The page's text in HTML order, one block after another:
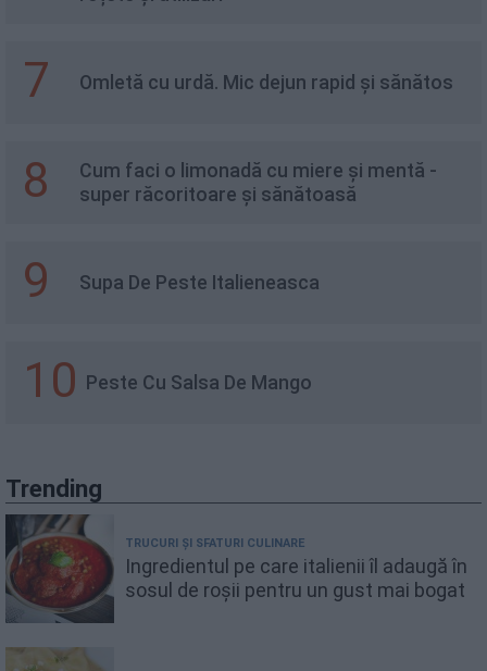
7 Omletă cu urdă. Mic dejun rapid și sănătos
8
Cum faci o limonadă cu miere și mentă -
super răcoritoare și sănătoasă
9 Supa De Peste Italieneasca
10 Peste Cu Salsa De Mango
Trending
TRUCURI ȘI SFATURI CULINARE
Ingredientul pe care italienii îl adaugă în
sosul de roșii pentru un gust mai bogat